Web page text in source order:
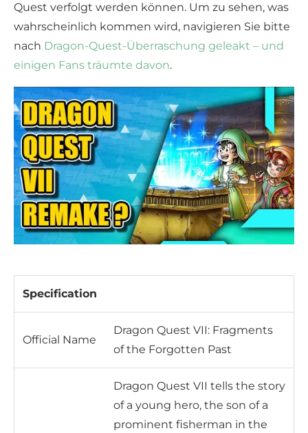
Quest verfolgt werden können. Um zu sehen, was
wahrscheinlich kommen wird, navigieren Sie bitte
nach Dragon-Quest-Überraschung geleakt – und
einigen Fans träumte davon.
Specification
Official Name
Dragon Quest VII: Fragments
of the Forgotten Past
Dragon Quest VII tells the story
of a young hero, the son of a
prominent fisherman in the